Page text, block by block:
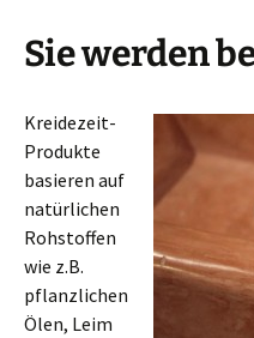
Sie werden
Kreidezeit-
Produkte
basieren auf
natürlichen
Rohstoffen
wie z.B.
pflanzlichen
Ölen, Leim